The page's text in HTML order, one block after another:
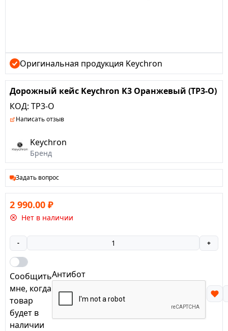
Оригинальная продукция Keychron
Дорожный кейс Keychron K3 Оранжевый (TP3-O)
КОД: TP3-O
Написать отзыв
Keychron
Бренд
Задать вопрос
2 990.00 ₽
Нет в наличии
- +
Сообщить
мне, когда
товар
будет в
наличии
Антибот